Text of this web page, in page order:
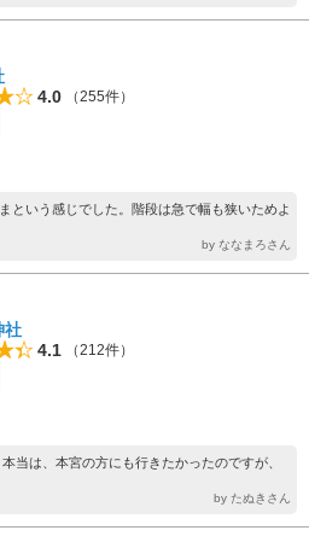
4.0
（255件）
という感じでした。階段は急で幅も狭いためよ
by ななまろさん
社
4.1
（212件）
当は、本宮の方にも行きたかったのですが、
by たぬきさん